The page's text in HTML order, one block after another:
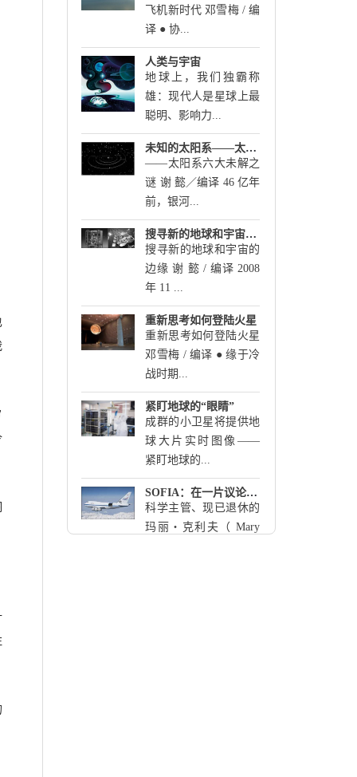
飞机新时代 邓雪梅 / 编
译 ● 协...
人类与宇宙
地球上，我们独霸称
雄：现代人是星球上最
聪明、影响力...
未知的太阳系——太阳系六大未解之谜
――太阳系六大未解之
谜 谢 懿／编译 46 亿年
前，银河...
搜寻新的地球和宇宙的边缘
搜寻新的地球和宇宙的
边缘 谢 懿 / 编译 2008
年 11 ...
重新思考如何登陆火星
重新思考如何登陆火星
邓雪梅 / 编译 ● 缘于冷
战时期...
紧盯地球的“眼睛”
成群的小卫星将提供地
球大片实时图像――
紧盯地球的...
SOFIA：在一片议论声中成长
科学主管、现已退休的
玛丽・克利夫（ Mary